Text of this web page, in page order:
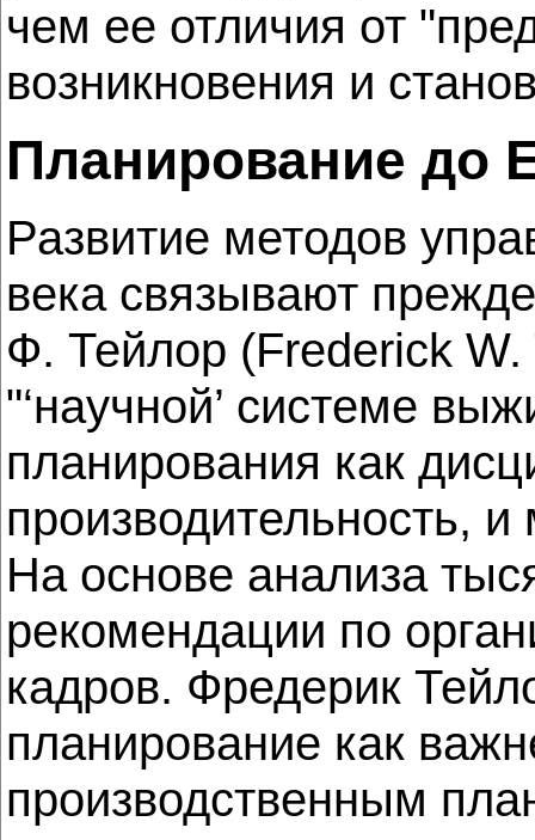
чем ее отличия от
возникновения и
Планирование до
Развитие методов
века связывают
Ф. Тейлор (Frederick
"‘научной’ системе
планирования как
производительность,
На основе анализа
рекомендации по
кадров. Фредерик
планирование как
производственным